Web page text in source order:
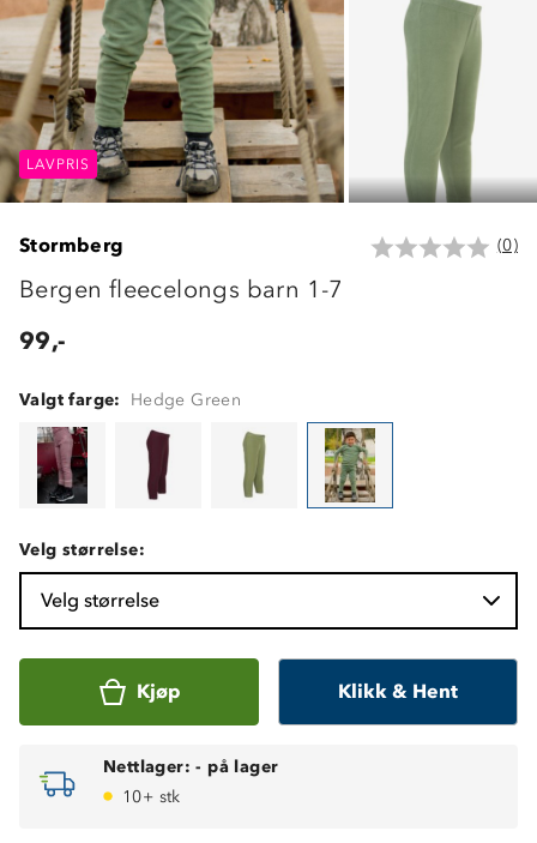
LAVPRIS LAVPRIS
LAVPRIS
Stormberg (0)
Bergen fleecelongs barn 1-7
99,-
Valgt farge: Hedge Green
Velg størrelse:
Velg størrelse
Kjøp Klikk & Hent
Nettlager: - på lager
10+ stk